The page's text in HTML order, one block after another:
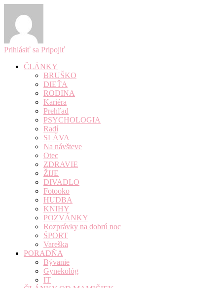
Prihlásiť sa Pripojiť
ČLÁNKY
BRUŠKO
DIEŤA
RODINA
Kariéra
Prehľad
PSYCHOLOGIA
Radí
SLÁVA
Na návšteve
Otec
ZDRAVIE
ŽIJE
DIVADLO
Fotooko
HUDBA
KNIHY
POZVÁNKY
Rozprávky na dobrú noc
ŠPORT
Vareška
PORADŇA
Bývanie
Gynekológ
IT